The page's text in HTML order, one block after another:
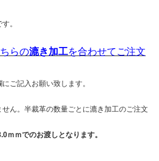
。
らの漉き加工を合わせてご注文
ご記入お願い致します。
ん。半裁革の数量ごとに漉き加工のご注文
ｍｍでのお渡しとなります。